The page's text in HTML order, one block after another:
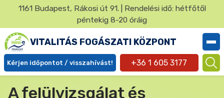
Ugrás
tartalomra
1161 Budapest, Rákosi út 91. | Rendelési idő: hétfőtől
péntekig 8-20 óráig
VITALITÁS FOGÁSZATI KÖZPONT
+36 1 605 3177
Ügyfél
Kérjen időpontot / visszahívást!
A felülvizsgálat és
✕